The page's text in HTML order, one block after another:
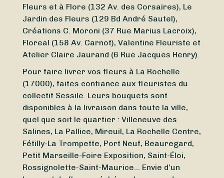
Fleurs et à Flore (132 Av. des Corsaires), Le
Jardin des Fleurs (129 Bd André Sautel),
Créations C. Moroni (37 Rue Marius Lacroix),
Floreal (158 Av. Carnot), Valentine Fleuriste et
Atelier Claire Jaurand (6 Rue Jacques Henry).
Pour faire livrer vos fleurs à La Rochelle
(17000), faites confiance aux fleuristes du
collectif Sessile. Leurs bouquets sont
disponibles à la livraison dans toute la ville,
quel que soit le quartier : Villeneuve des
Salines, La Pallice, Mireuil, La Rochelle Centre,
Fétilly-La Trompette, Port Neuf, Beauregard,
Petit Marseille-Foire Exposition, Saint-Éloi,
Rossignolette-Saint-Maurice… Envie d’un